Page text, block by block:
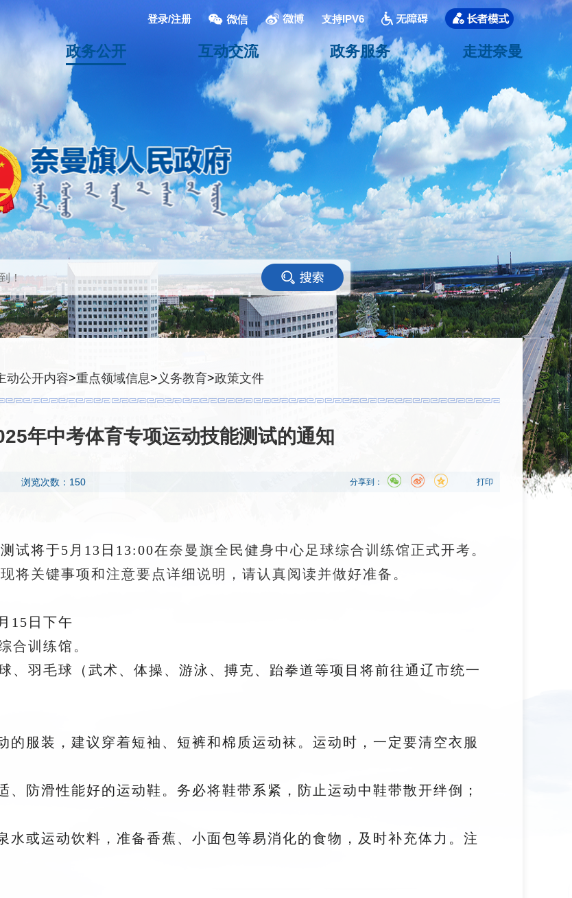
登录/注册 支持IPV6
政务公开 互动交流 政务服务 走进奈曼
动公开内容>重点领域信息> 义务教育>政策文件
年中考体育专项运动技能测试的通知
浏览次数：150 打印
分享到：
试将于5月13日13:00在奈曼旗全民健身中心足球综合训练馆正式开考。
将关键事项和注意要点详细说明，请认真阅读并做好准备。
15日下午
合训练馆 。
、羽毛球（武术、体操、游泳、搏克、跆拳道等项目将前往通辽市统一
的服装，建议穿着短袖、短裤和棉质运动袜。运动时，一定要清空衣服
、防滑性能好的运动鞋。务必将鞋带系紧，防止运动中鞋带散开绊倒；
水或运动饮料，准备香蕉、小面包等易消化的食物，及时补充体力。注